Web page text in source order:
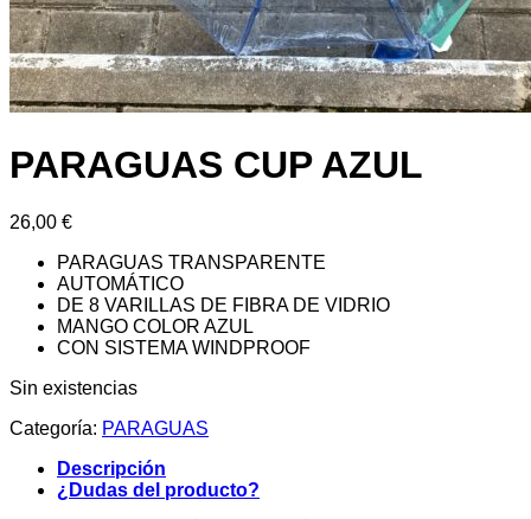
PARAGUAS CUP AZUL
26,00 €
PARAGUAS TRANSPARENTE
AUTOMÁTICO
DE 8 VARILLAS DE FIBRA DE VIDRIO
MANGO COLOR AZUL
CON SISTEMA WINDPROOF
Sin existencias
Categoría: PARAGUAS
Descripción
¿Dudas del producto?